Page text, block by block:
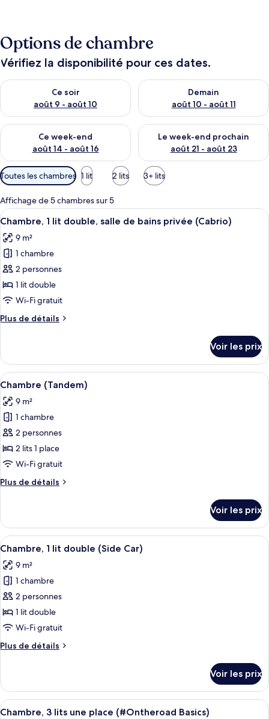
Options de chambre
Vérifiez la disponibilité pour ces dates.
Ce soir
août 9 - août 10
Vérifier la disponibilité pour ce soir août 9 - août 10
Demain
août 10 - août 11
Vérifier la disponibilité pour
Ce week-end
août 14 - août 16
Vérifier la disponibilité pour ce week-end août 14 - août 16
Le week-end prochain
août 21 - août 23
Vérifier la disponibilité pour
Filtres
disponibles
pour
les
chambres
Toutes les chambres 1 lit 2 lits 3+ lits
Affichage de 5 chambres sur 5
Afficher
toutes
les
photos
pour
ce
type
chambre :
lit
double,
salle
de
bains
privée
(Cabrio)
Une chambre d’hôtel avec un mur
8
Chambre, 1 lit double, salle de bains privée (Cabrio)
9 m²
1 chambre
2 personnes
1 lit double
Wi-Fi gratuit
Plus de détails
Plus
le
type
de
Chambre,
lit
double,
salle
de
bains
privée
Voir les prix
Afficher
toutes
les
photos
pour
ce
type
chambre :
Une chambre d’hôtel équipée d’un
6
Chambre (Tandem)
9 m²
1 chambre
2 personnes
2 lits 1 place
Wi-Fi gratuit
Plus de détails
Plus
le
type
de
Chambre
(Tandem)
Voir les prix
Afficher
toutes
les
photos
pour
ce
type
chambre :
lit
double
Une chambre d’hôtel équipée d’un
6
Chambre, 1 lit double (Side Car)
9 m²
1 chambre
2 personnes
1 lit double
Wi-Fi gratuit
Plus de détails
Plus
le
type
de
Voir les prix
Afficher
Une chambre avec un lit superposé,
3
Chambre, 3 lits une place (#Ontheroad Basics)